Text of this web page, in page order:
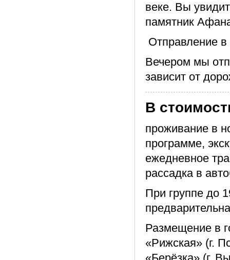
веке. Вы
памятник
Отправление
Вечером мы
зависит от
В
проживание в
программе,
ежедневное
рассадка в
При группе до
Размещение в
«Рижская» (г.